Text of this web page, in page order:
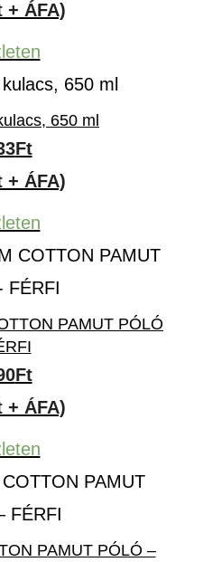
+ ÁFA)
650 ml
Ft
+ ÁFA)
PAMUT PÓLÓ
Ft
+ ÁFA)
PAMUT PÓLÓ –